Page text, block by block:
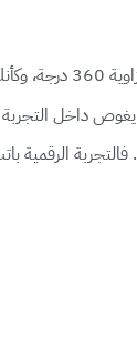
تخيّل هذا: إنه يوم مباراة الأهلي والزمالك، وأنت جالس في شرفة منزلك
حيث لا يكتفي المشجع المصري بالمشاهدة،
الرقمية